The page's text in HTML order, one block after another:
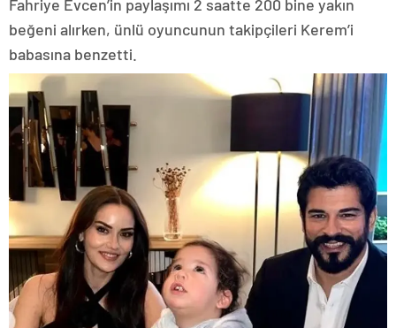
Fahriye Evcen’in paylaşımı 2 saatte 200 bine yakın
beğeni alırken, ünlü oyuncunun takipçileri Kerem’i
babasına benzetti.